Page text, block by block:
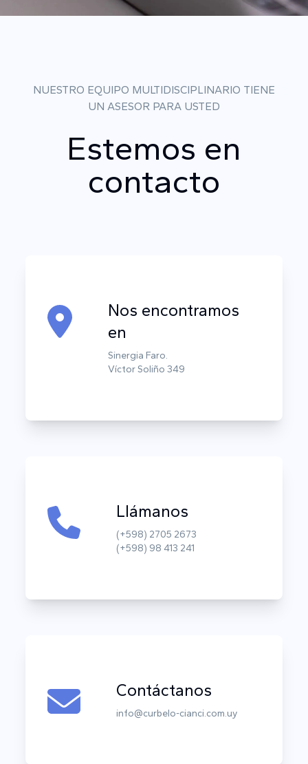
NUESTRO EQUIPO MULTIDISCIPLINARIO TIENE
UN ASESOR PARA USTED
Estemos en
contacto
Nos encontramos
en
Sinergia Faro.
Víctor Soliño 349
Llámanos
(+598) 2705 2673
(+598) 98 413 241
Contáctanos
info@curbelo-cianci.com.uy